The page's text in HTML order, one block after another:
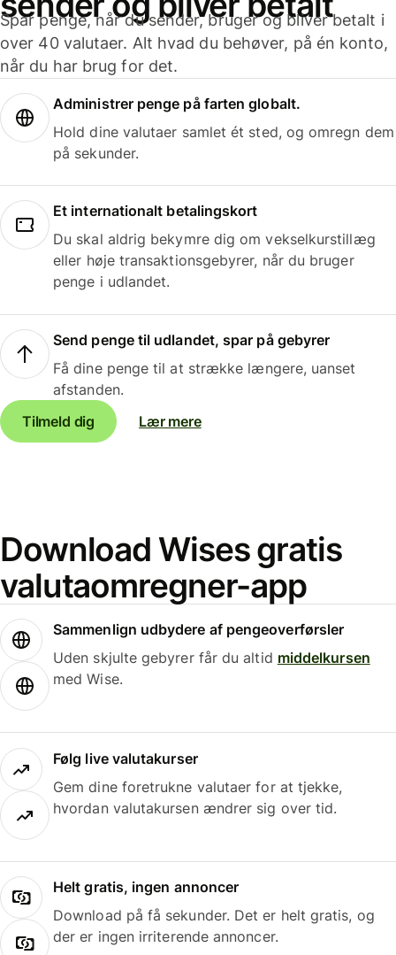
Spar penge, når du sender, bruger og bliver betalt i
over 40 valutaer. Alt hvad du behøver, på én konto,
når du har brug for det.
Administrer penge på farten globalt.
Hold dine valutaer samlet ét sted, og omregn dem
på sekunder.
Et internationalt betalingskort
Du skal aldrig bekymre dig om vekselkurstillæg
eller høje transaktionsgebyrer, når du bruger
penge i udlandet.
Send penge til udlandet, spar på gebyrer
Få dine penge til at strække længere, uanset
afstanden.
Tilmeld dig
Lær mere
Download Wises gratis
valutaomregner-app
Sammenlign udbydere af pengeoverførsler
Uden skjulte gebyrer får du altid middelkursen
med Wise.
Følg live valutakurser
Gem dine foretrukne valutaer for at tjekke,
hvordan valutakursen ændrer sig over tid.
Helt gratis, ingen annoncer
Download på få sekunder. Det er helt gratis, og
der er ingen irriterende annoncer.